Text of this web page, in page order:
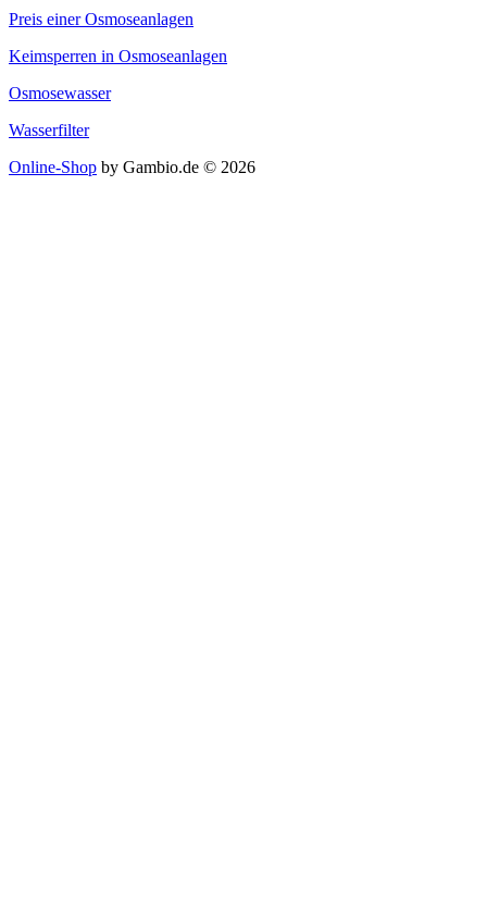
Preis einer Osmoseanlagen
Keimsperren in Osmoseanlagen
Osmosewasser
Wasserfilter
Online-Shop by Gambio.de © 2026